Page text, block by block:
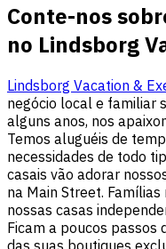
Conte-nos
no Lindsborg
Lindsborg Vacation &
negócio local e familiar
alguns anos, nos
Temos aluguéis de
necessidades de todo
casais vão adorar
na Main Street.
nossas casas
Ficam a poucos passos
das suas boutiques